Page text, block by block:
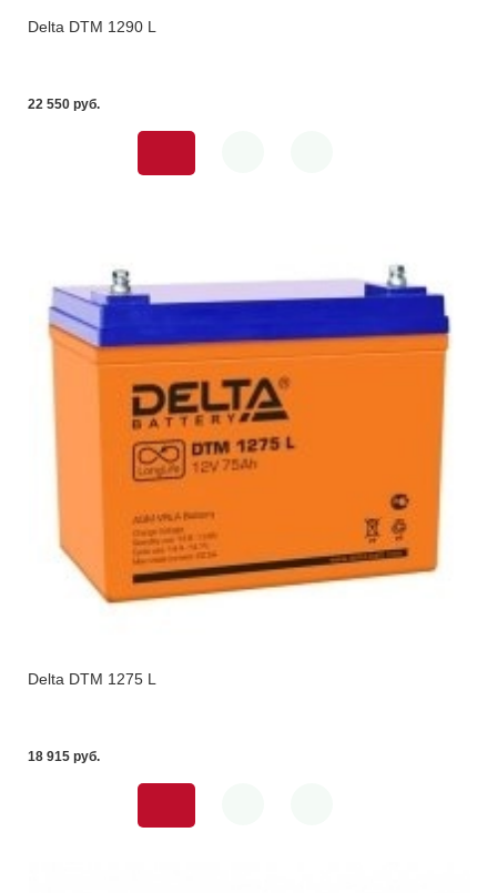
Delta DTM 1290 L
22 550 pуб.
Delta DTM 1275 L
18 915 pуб.